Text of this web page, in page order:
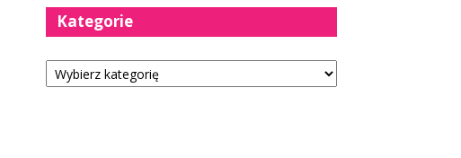
Kategorie
Kategorie